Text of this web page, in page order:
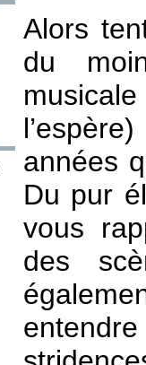
Alors
du
années
Du pur
vous
des